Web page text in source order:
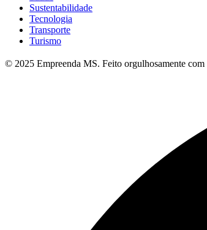
Sustentabilidade
Tecnologia
Transporte
Turismo
© 2025 Empreenda MS. Feito orgulhosamente